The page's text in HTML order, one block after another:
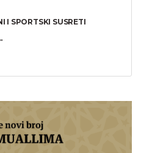
I SPORTSKI SUSRETI